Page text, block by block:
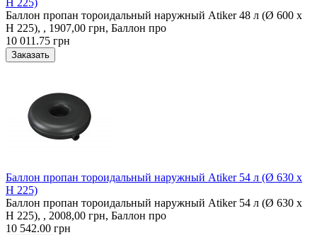
Баллон пропан тороидальный наружный Atiker 48 л (Ø 600 х
H 225), , 1907,00 грн, Баллон про
10 011.75 грн
Баллон пропан тороидальный наружный Atiker 54 л (Ø 630 х
H 225)
Баллон пропан тороидальный наружный Atiker 54 л (Ø 630 х
H 225), , 2008,00 грн, Баллон про
10 542.00 грн